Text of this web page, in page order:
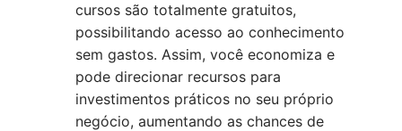
cursos são totalmente gratuitos,
possibilitando acesso ao conhecimento
sem gastos. Assim, você economiza e
pode direcionar recursos para
investimentos práticos no seu próprio
negócio, aumentando as chances de